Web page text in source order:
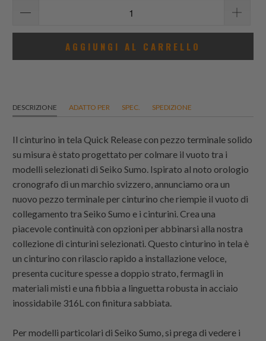
AGGIUNGI AL CARRELLO
DESCRIZIONE ADATTO PER SPEC. SPEDIZIONE
Il cinturino in tela Quick Release con pezzo terminale solido
su misura è stato progettato per colmare il vuoto tra i
modelli selezionati di Seiko Sumo. Ispirato al noto orologio
cronografo di un marchio svizzero, annunciamo ora un
nuovo pezzo terminale per cinturino che riempie il vuoto di
collegamento tra Seiko Sumo e i cinturini. Crea una
piacevole continuità con opzioni per abbinarsi alla nostra
collezione di cinturini selezionati. Questo cinturino in tela è
un cinturino con rilascio rapido a installazione veloce,
presenta cuciture spesse a doppio strato, fermagli in
materiali misti e una fibbia a linguetta robusta in acciaio
inossidabile 316L con finitura sabbiata.
Per modelli particolari di Seiko Sumo, si prega di vedere i